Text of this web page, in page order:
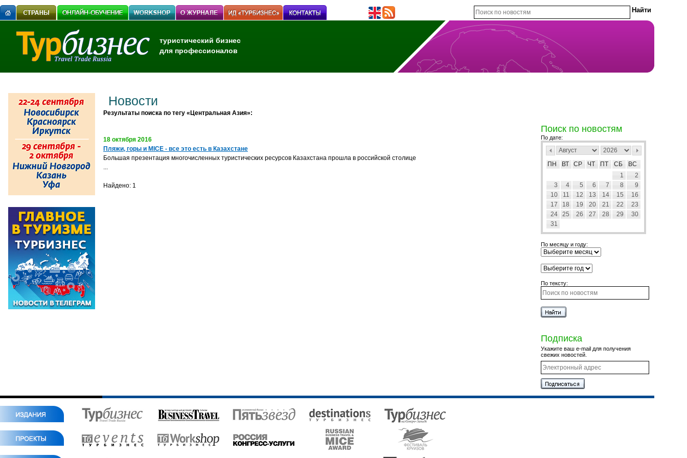
туристический бизнес
для профессионалов
Новости
Результаты поиска по тегу «Центральная Азия»:
18 октября 2016
Пляжи, горы и MICE - все это есть в Казахстане
Большая презентация многочисленных туристических ресурсов Казахстана прошла в российской столице
...
Найдено: 1
Поиск по новостям
По дате:
ПН ВТ СР ЧТ ПТ СБ
ВС
1
2
3
4 5 6 7 8
9
10
11 12 13 14 15
16
17
18 19 20 21 22
23
24
25 26 27 28 29
30
31
По месяцу и году:
По тексту:
Подписка
Укажите ваш e-mail для получения
свежих новостей.